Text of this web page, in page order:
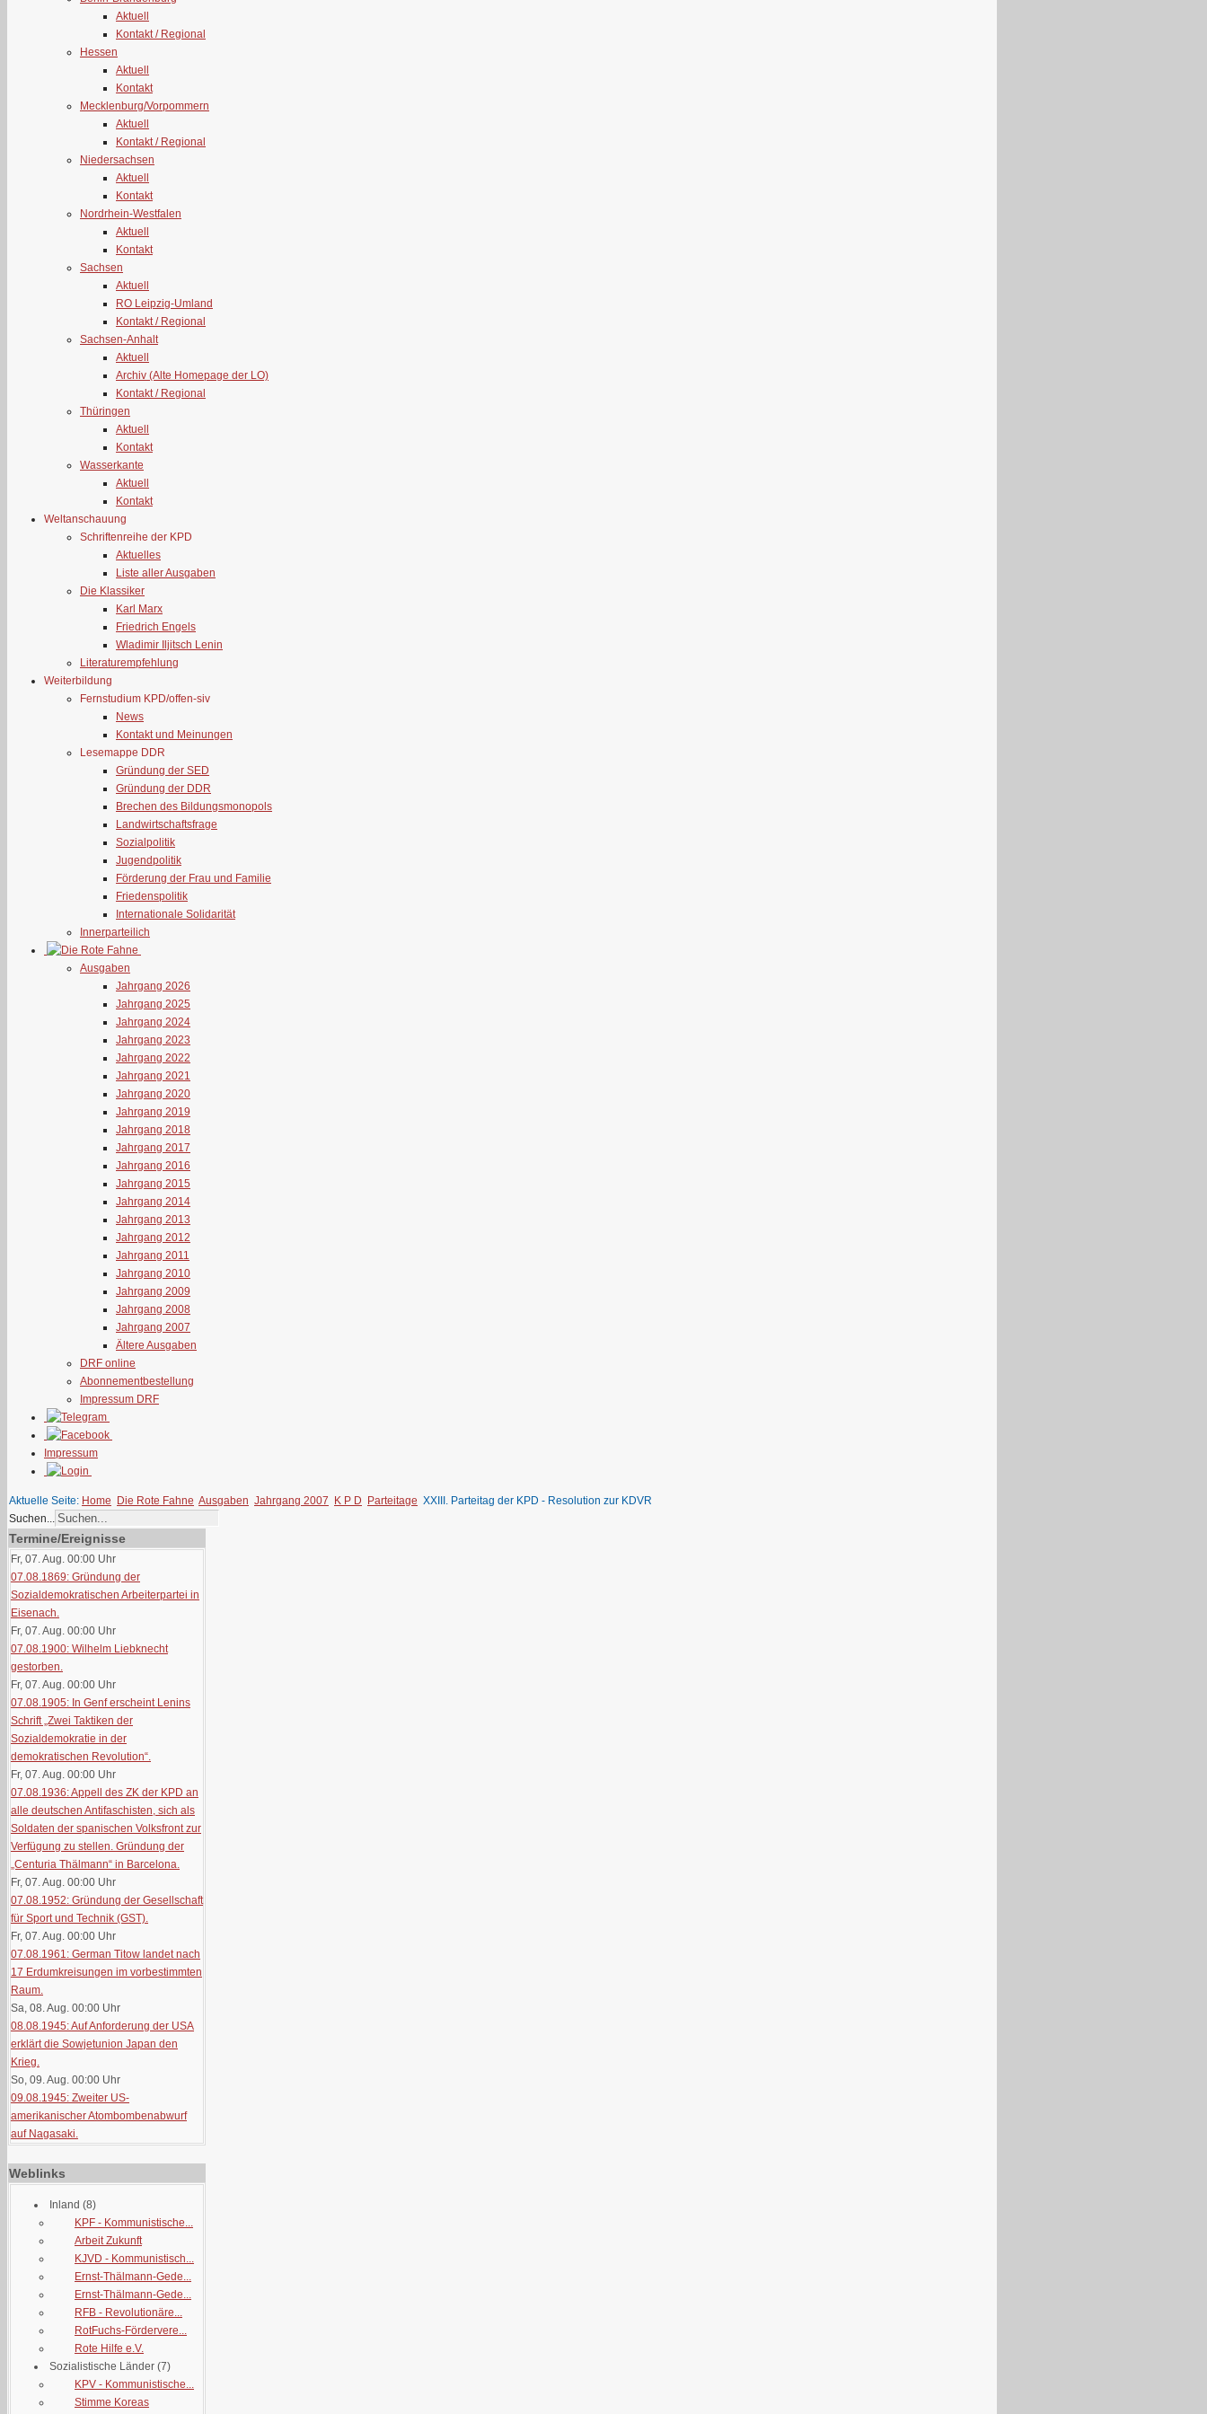
Aktuell
Kontakt / Regional
Hessen
Aktuell
Kontakt
Mecklenburg/Vorpommern
Aktuell
Kontakt / Regional
Niedersachsen
Aktuell
Kontakt
Nordrhein-Westfalen
Aktuell
Kontakt
Sachsen
Aktuell
RO Leipzig-Umland
Kontakt / Regional
Sachsen-Anhalt
Aktuell
Archiv (Alte Homepage der LO)
Kontakt / Regional
Thüringen
Aktuell
Kontakt
Wasserkante
Aktuell
Kontakt
Weltanschauung
Schriftenreihe der KPD
Aktuelles
Liste aller Ausgaben
Die Klassiker
Karl Marx
Friedrich Engels
Wladimir Iljitsch Lenin
Literaturempfehlung
Weiterbildung
Fernstudium KPD/offen-siv
News
Kontakt und Meinungen
Lesemappe DDR
Gründung der SED
Gründung der DDR
Brechen des Bildungsmonopols
Landwirtschaftsfrage
Sozialpolitik
Jugendpolitik
Förderung der Frau und Familie
Friedenspolitik
Internationale Solidarität
Innerparteilich
Ausgaben
Jahrgang 2026
Jahrgang 2025
Jahrgang 2024
Jahrgang 2023
Jahrgang 2022
Jahrgang 2021
Jahrgang 2020
Jahrgang 2019
Jahrgang 2018
Jahrgang 2017
Jahrgang 2016
Jahrgang 2015
Jahrgang 2014
Jahrgang 2013
Jahrgang 2012
Jahrgang 2011
Jahrgang 2010
Jahrgang 2009
Jahrgang 2008
Jahrgang 2007
Ältere Ausgaben
DRF online
Abonnementbestellung
Impressum DRF
Impressum
Aktuelle Seite: Home Die Rote Fahne Ausgaben Jahrgang 2007 K P D Parteitage XXIII. Parteitag der KPD - Resolution zur KDVR
Suchen...
Termine/Ereignisse
Fr, 07. Aug. 00:00 Uhr
07.08.1869: Gründung der
Sozialdemokratischen Arbeiterpartei in
Eisenach.
Fr, 07. Aug. 00:00 Uhr
07.08.1900: Wilhelm Liebknecht
gestorben.
Fr, 07. Aug. 00:00 Uhr
07.08.1905: In Genf erscheint Lenins
Schrift „Zwei Taktiken der
Sozialdemokratie in der
demokratischen Revolution“.
Fr, 07. Aug. 00:00 Uhr
07.08.1936: Appell des ZK der KPD an
alle deutschen Antifaschisten, sich als
Soldaten der spanischen Volksfront zur
Verfügung zu stellen. Gründung der
„Centuria Thälmann“ in Barcelona.
Fr, 07. Aug. 00:00 Uhr
07.08.1952: Gründung der Gesellschaft
für Sport und Technik (GST).
Fr, 07. Aug. 00:00 Uhr
07.08.1961: German Titow landet nach
17 Erdumkreisungen im vorbestimmten
Raum.
Sa, 08. Aug. 00:00 Uhr
08.08.1945: Auf Anforderung der USA
erklärt die Sowjetunion Japan den
Krieg.
So, 09. Aug. 00:00 Uhr
09.08.1945: Zweiter US-
amerikanischer Atombombenabwurf
auf Nagasaki.
Weblinks
Inland (8)
KPF - Kommunistische...
Arbeit Zukunft
KJVD - Kommunistisch...
Ernst-Thälmann-Gede...
Ernst-Thälmann-Gede...
RFB - Revolutionäre...
RotFuchs-Fördervere...
Rote Hilfe e.V.
Sozialistische Länder (7)
KPV - Kommunistische...
Stimme Koreas